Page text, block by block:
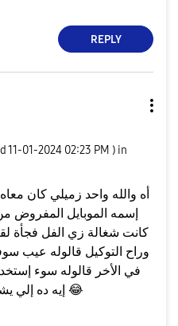
REPLY
‎11-01-2024 02:23 PM ) in
أه والله واحد زميلي كان
إسمه الموبايل المفروض
كانت شغالة زي الفل فجأة
وراح التوكيل قالوله عيب
في الأخر قالوله سوء
😂